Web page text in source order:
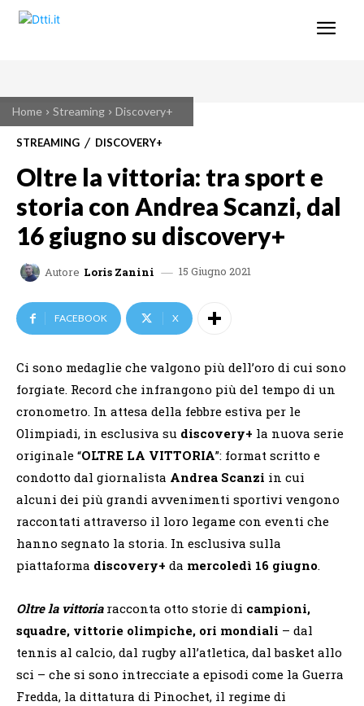
Home Streaming Discovery+
STREAMING DISCOVERY+
Oltre la vittoria: tra sport e
storia con Andrea Scanzi, dal
16 giugno su discovery+
Autore Loris Zanini 15 Giugno 2021
FACEBOOK X
Ci sono medaglie che valgono più dell’oro di cui sono
forgiate. Record che infrangono più del tempo di un
cronometro. In attesa della febbre estiva per le
Olimpiadi, in esclusiva su discovery+ la nuova serie
originale “OLTRE LA VITTORIA”: format scritto e
condotto dal giornalista Andrea Scanzi in cui
alcuni dei più grandi avvenimenti sportivi vengono
raccontati attraverso il loro legame con eventi che
hanno segnato la storia. In esclusiva sulla
piattaforma discovery+ da mercoledì 16 giugno.
Oltre la vittoria racconta otto storie di campioni,
squadre, vittorie olimpiche, ori mondiali – dal
tennis al calcio, dal rugby all’atletica, dal basket allo
sci – che si sono intrecciate a episodi come la Guerra
Fredda, la dittatura di Pinochet, il regime di